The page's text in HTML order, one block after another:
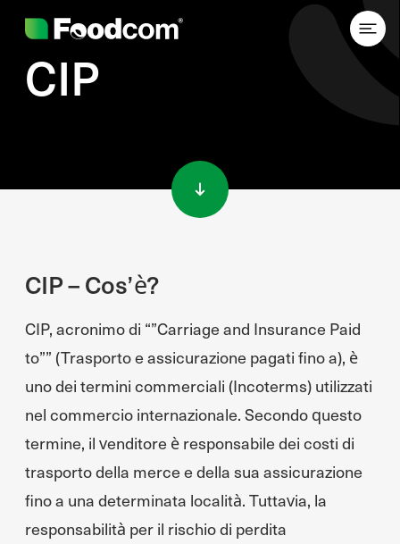
CIP
CIP – Cos’è?
CIP, acronimo di “”Carriage and Insurance Paid
to”” (Trasporto e assicurazione pagati fino a), è
uno dei termini commerciali (Incoterms) utilizzati
nel commercio internazionale. Secondo questo
termine, il venditore è responsabile dei costi di
trasporto della merce e della sua assicurazione
fino a una determinata località. Tuttavia, la
responsabilità per il rischio di perdita